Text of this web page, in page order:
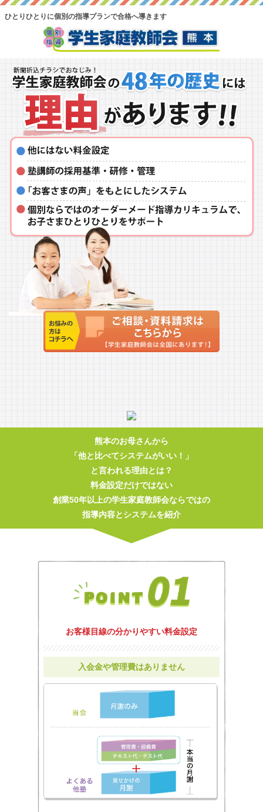
ひとりひとりに個別の指導プランで合格へ導きます
熊本のお母さんから
「他と比べてシステムがいい！」
と言われる理由とは？
料金設定だけではない
創業50年以上の学生家庭教師会ならではの
指導内容とシステムを紹介
お客様目線の分かりやすい料金設定
入会金や管理費はありません